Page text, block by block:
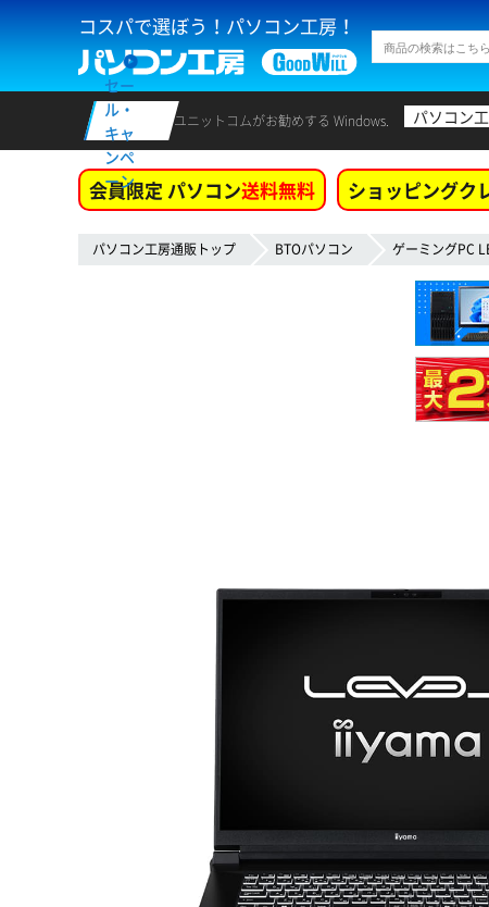
コスパで選ぼう！パソコン工房！
セー
ル・
キャ
ンペ
ーン
ユニットコムがお勧めする Windows. パソコン
会員限定 パソコン送料無料 ショッピングク
パソコン工房通販トップ BTOパソコン ゲーミングPC